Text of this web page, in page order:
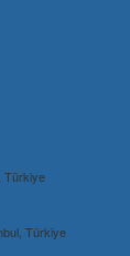
Türkiye
Türkiye